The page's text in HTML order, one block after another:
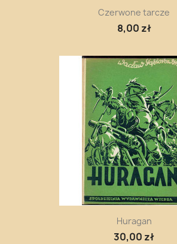
Czerwone tarcze
8,00 zł
Huragan
30,00 zł